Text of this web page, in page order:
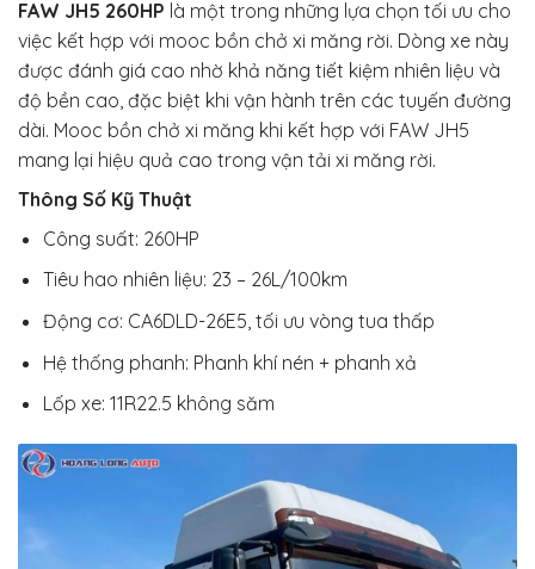
FAW JH5 260HP là một trong những lựa chọn tối ưu cho
việc kết hợp với mooc bồn chở xi măng rời. Dòng xe này
được đánh giá cao nhờ khả năng tiết kiệm nhiên liệu và
độ bền cao, đặc biệt khi vận hành trên các tuyến đường
dài. Mooc bồn chở xi măng khi kết hợp với FAW JH5
mang lại hiệu quả cao trong vận tải xi măng rời.
Thông Số Kỹ Thuật
Công suất: 260HP
Tiêu hao nhiên liệu: 23 – 26L/100km
Động cơ: CA6DLD-26E5, tối ưu vòng tua thấp
Hệ thống phanh: Phanh khí nén + phanh xả
Lốp xe: 11R22.5 không săm